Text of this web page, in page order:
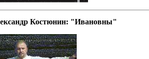
Костюнин: "Ивановны"